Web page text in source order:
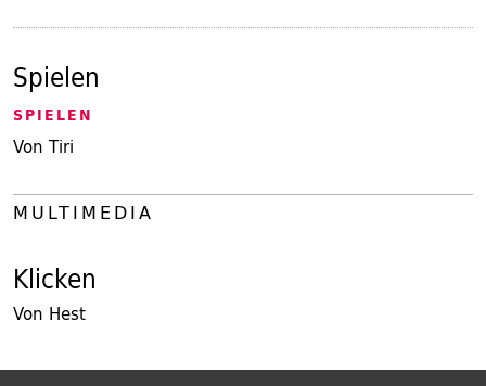
Spielen
SPIELEN
Von Tiri
MULTIMEDIA
Klicken
Von Hest